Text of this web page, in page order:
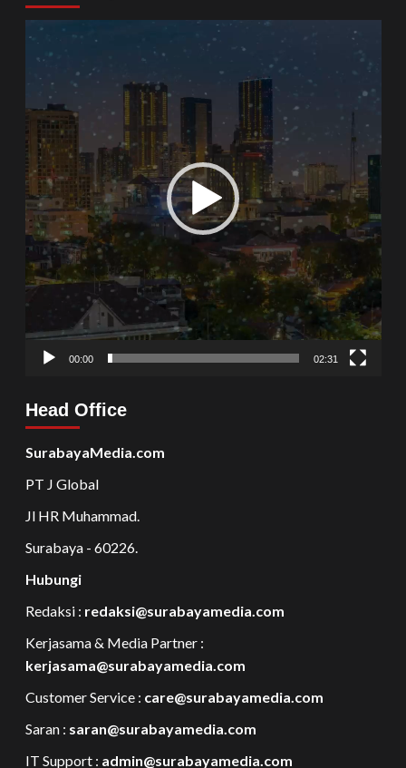
Video
Player
00:00 02:31
Head Office
SurabayaMedia.com
PT J Global
Jl HR Muhammad.
Surabaya - 60226.
Hubungi
Redaksi : redaksi@surabayamedia.com
Kerjasama & Media Partner :
kerjasama@surabayamedia.com
Customer Service : care@surabayamedia.com
Saran : saran@surabayamedia.com
IT Support : admin@surabayamedia.com